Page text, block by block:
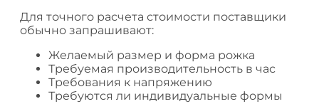
Для точного расчета стоимости поставщики
обычно запрашивают:
Желаемый размер и форма рожка
Требуемая производительность в час
Требования к напряжению
Требуются ли индивидуальные формы